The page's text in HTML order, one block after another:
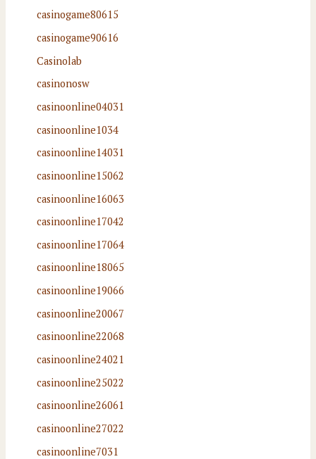
casinogame80615
casinogame90616
Casinolab
casinonosw
casinoonline04031
casinoonline1034
casinoonline14031
casinoonline15062
casinoonline16063
casinoonline17042
casinoonline17064
casinoonline18065
casinoonline19066
casinoonline20067
casinoonline22068
casinoonline24021
casinoonline25022
casinoonline26061
casinoonline27022
casinoonline7031